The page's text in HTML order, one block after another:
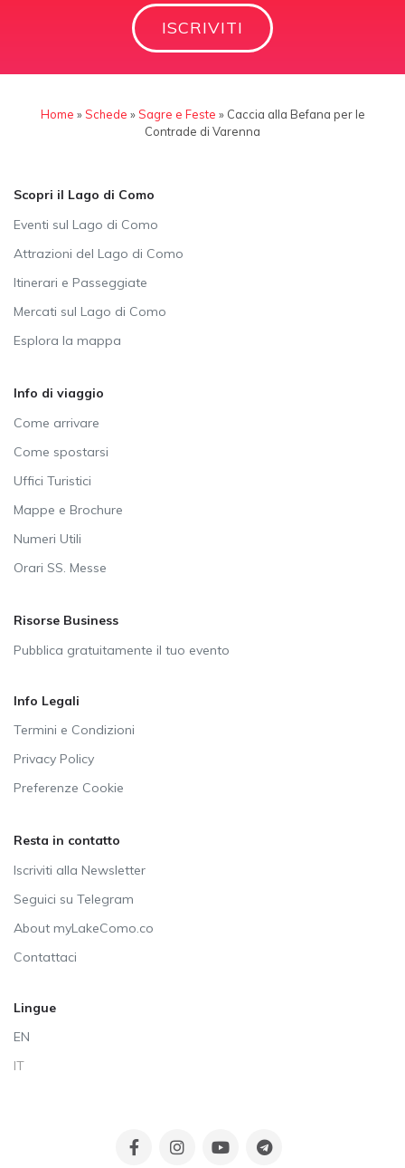
ISCRIVITI
Home »Schede »Sagre e Feste » Caccia alla Befana per le
Contrade di Varenna
Scopri il Lago di Como
Eventi sul Lago di Como
Attrazioni del Lago di Como
Itinerari e Passeggiate
Mercati sul Lago di Como
Esplora la mappa
Info di viaggio
Come arrivare
Come spostarsi
Uffici Turistici
Mappe e Brochure
Numeri Utili
Orari SS. Messe
Risorse Business
Pubblica gratuitamente il tuo evento
Info Legali
Termini e Condizioni
Privacy Policy
Preferenze Cookie
Resta in contatto
Iscriviti alla Newsletter
Seguici su Telegram
About myLakeComo.co
Contattaci
Lingue
EN
IT